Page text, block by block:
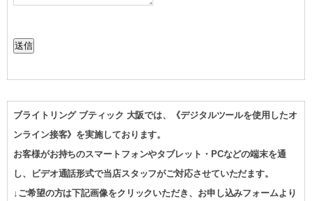
送信
ブライトリング ブティック 大阪では、《デジタルツールを使用したオ
ンライン接客》を実施しております。
お客様がお持ちのスマートフォンやタブレット・PCなどの端末を通
し、ビデオ通話形式で当店スタッフがご対応させていただます。
↓ご希望の方は下記画像をクリックいただき、お申し込みフォームより